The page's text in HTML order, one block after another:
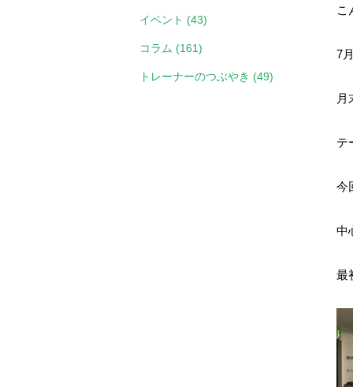
イベント (43)
コラム (161)
トレーナーのつぶやき (49)
こ
7
月
テ
今
中
最